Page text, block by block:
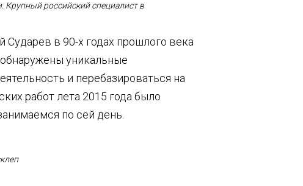
Крупный российский специалист в
Сударев в 90-х годах прошлого века
уникальные
и перебазироваться на
работ лета 2015 года было
по сей день.